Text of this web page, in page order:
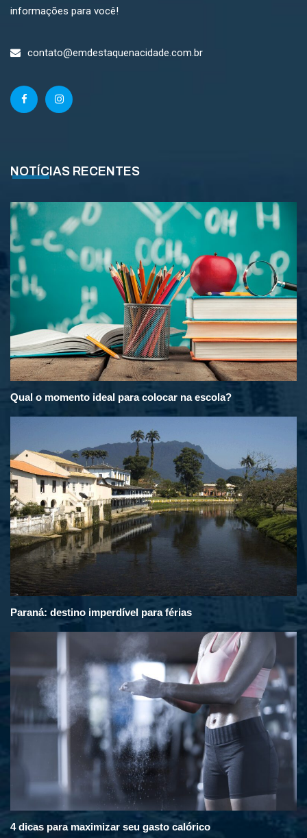
informações para você!
contato@emdestaquenacidade.com.br
NOTÍCIAS RECENTES
Qual o momento ideal para colocar na escola?
Paraná: destino imperdível para férias
4 dicas para maximizar seu gasto calórico